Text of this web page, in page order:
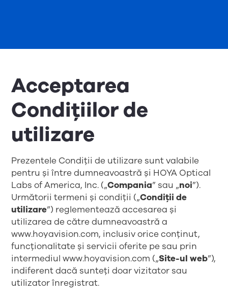
Acceptarea
Condițiilor de
utilizare
Prezentele Condiții de utilizare sunt valabile
pentru și între dumneavoastră și HOYA Optical
Labs of America, Inc. („Compania” sau „noi”).
Următorii termeni și condiții („Condiții de
utilizare”) reglementează accesarea și
utilizarea de către dumneavoastră a
www.hoyavision.com, inclusiv orice conținut,
funcționalitate și servicii oferite pe sau prin
intermediulwww.hoyavision.com („Site-ul web”),
indiferent dacă sunteți doar vizitator sau
utilizator înregistrat.